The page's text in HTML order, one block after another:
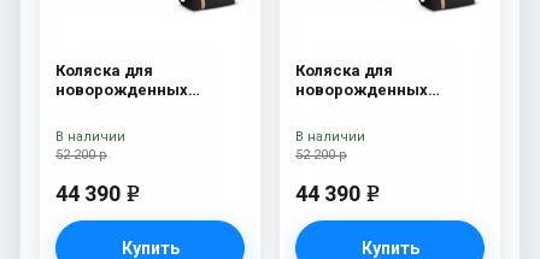
Коляска для
новорожденных
сумка Sahara
52 200 р
44 390 e
Купить
В наличии
Коляска для
новорожденных
сумка Grey
52 200 р
44 390 e
Купить
В наличии